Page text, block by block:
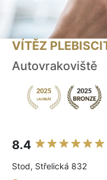
VÍTĚZ
Autovrakoviště
8.4
Stod, Střelická 832